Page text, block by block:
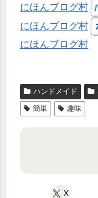
にほんブログ村
にほんブログ村
にほんブログ村
ハンドメイド
簡単
趣味
X